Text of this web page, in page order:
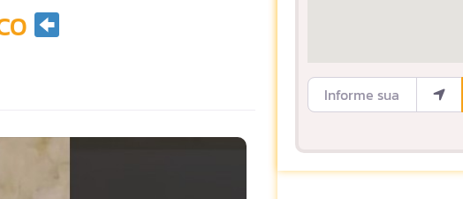
Informe sua Localização